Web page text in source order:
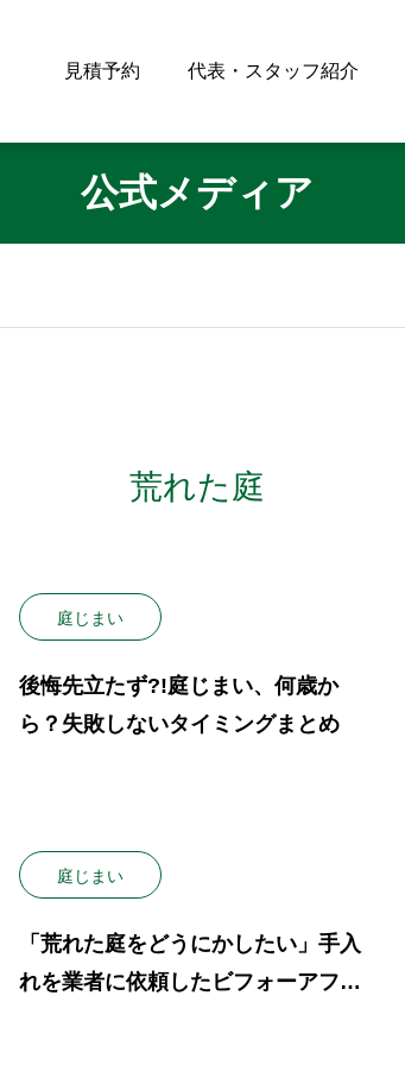
見積予約 代表・スタッフ紹介
公式メディア
荒れた庭
庭じまい
後悔先立たず?!庭じまい、何歳か
ら？失敗しないタイミングまとめ
庭じまい
「荒れた庭をどうにかしたい」手入
れを業者に依頼したビフォーアフタ